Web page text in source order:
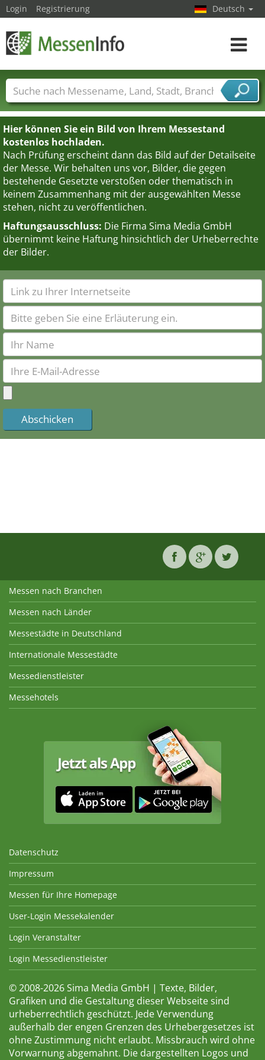
Hier können Sie ein Bild von Ihrem Messestand
kostenlos hochladen.
Nach Prüfung erscheint dann das Bild auf der Detailseite
der Messe. Wir behalten uns vor, Bilder, die gegen
bestehende Gesetzte verstoßen oder thematisch in
keinem Zusammenhang mit der ausgewählten Messe
stehen, nicht zu veröffentlichen.
Haftungsausschluss: Die Firma Sima Media GmbH
übernimmt keine Haftung hinsichtlich der Urheberrechte
der Bilder.
Login Registrierung Deutsch
Toggle
Messenamen Länder Städte
Branchen
Dienstleisterbranchen
Messen nach Branchen
Messen nach Länder
Messestädte in Deutschland
Internationale Messestädte
Messedienstleister
Messehotels
Datenschutz
Impressum
Messen für Ihre Homepage
User-Login Messekalender
Login Veranstalter
Login Messedienstleister
© 2008-2026 Sima Media GmbH | Texte, Bilder,
Grafiken und die Gestaltung dieser Webseite sind
urheberrechtlich geschützt. Jede Verwendung
außerhalb der engen Grenzen des Urhebergesetzes ist
ohne Zustimmung nicht erlaubt. Missbrauch wird ohne
Vorwarnung abgemahnt. Die dargestellten Logos und